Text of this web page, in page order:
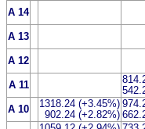
A 14
A 13
A 12
A 11
A 10
1318.24 (+3.45%)
902.24 (+2.82%)